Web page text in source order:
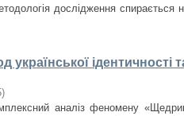
дослідження спирається
української ідентичності
)
аналіз феномену